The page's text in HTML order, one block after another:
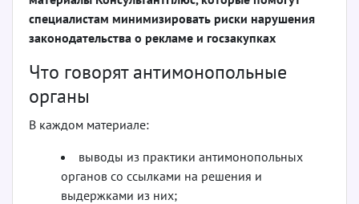
специалистам минимизировать риски нарушения
законодательства о рекламе и госзакупках
Что говорят антимонопольные
органы
В каждом материале:
выводы из практики антимонопольных
органов со ссылками на решения и
выдержками из них;